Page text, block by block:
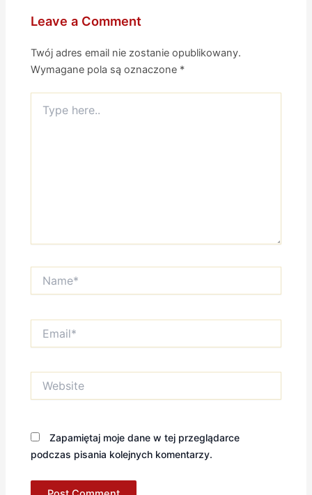
Leave a Comment
Twój adres email nie zostanie opublikowany.
Wymagane pola są oznaczone *
here..
Zapamiętaj moje dane w tej przeglądarce
podczas pisania kolejnych komentarzy.